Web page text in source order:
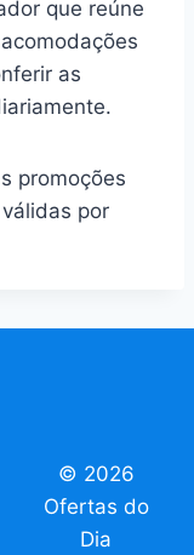
que reúne
as
promoções
por
© 2026
Ofertas do
Dia